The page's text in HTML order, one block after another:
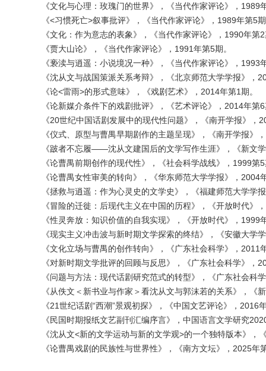
《文化与心理：玫瑰门的世界》，《当代作家评论》，1989
《<习惯死亡>叙事批评》，《当代作家评论》，1989年第5
《文化：作为意志的表象》，《当代作家评论》，1990年第
《贾大山论》，《当代作家评论》，1991年第5期。
《亵渎与逍遥：小说境况一种》，《当代作家评论》，1993
《沈从文与战国策派关系考辩》，《北京师范大学学报》，
《论<雷雨>的形式意味》，《戏剧艺术》，2014年第1期。
《论新媒介条件下的戏剧批评》，《艺术评论》，2014年第
《20世纪中国话剧发展中的现代性问题》，《南开学报》，
《仪式、原型与曹禺早期剧作的主题呈现》，《南开学报》
《跛者不忘履——沈从文建国后的文学写作生涯》，《新文
《论曹禺前期创作的现代性》，《社会科学战线》，1999第
《论曹禺女性审美的转向》，《华东师范大学学报》，2004
《拯救与逍遥：作为心灵史的文学史》，《福建师范大学学
《冒险的迁徙：后现代主义在中国的历程》，《开放时代》
《性灵奔放：知识价值的自我实现》，《开放时代》，1999
《现实主义冲击波与新时期文学探索的终结》，《安徽大学
《文化立场与曹禺的创作转向》，《广东社会科学》，2011
《对新时期文学批评的回顾与反思》，《广东社会科学》，
《问题与方法：现代话剧研究范式的转型》，《广东社会科
《从佚文＜新书业与作家＞看沈从文与郭沫若的关系》，《
《21世纪话剧“西潮”景观初探》，《中国文艺评论》，2016
《民国时期报纸文艺副刊汇编序言》，中国语言文学研究
《沈从文<新的文学运动与新的文学观>的一个独特版本》，
《论曹禺戏剧的民族性与世界性》，《南方文坛》，2025年